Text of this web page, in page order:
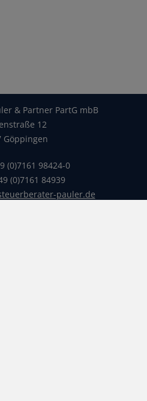
& Partner PartG mbB
12
Göppingen
(0)7161 98424-0
(0)7161 84939
pauler.de